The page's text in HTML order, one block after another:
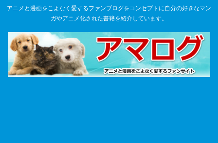
アニメと漫画をこよなく愛するファンブログをコンセプトに自分の好きなマン
ガやアニメ化された書籍を紹介しています。